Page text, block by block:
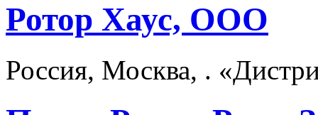
Ротор Хаус, ООО
Россия, Москва, .